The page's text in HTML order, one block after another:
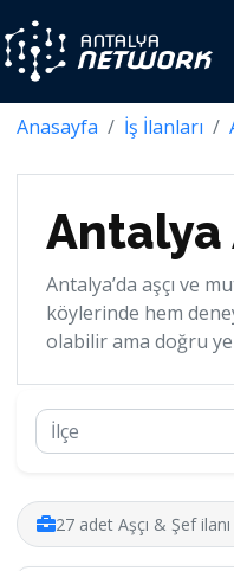
Anasayfa İş İlanları
Antalya
Antalya’da aşçı ve
köylerinde hem
olabilir ama doğru
27 adet Aşçı & Şef